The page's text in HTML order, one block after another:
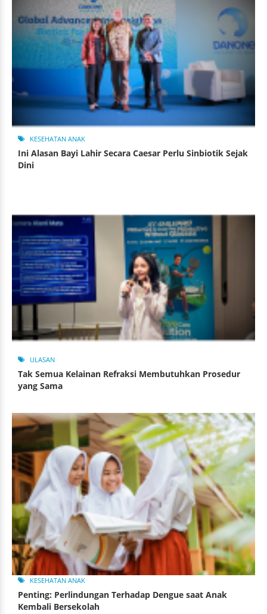
KESEHATAN ANAK
Ini Alasan Bayi Lahir Secara Caesar Perlu Sinbiotik Sejak
Dini
ULASAN
Tak Semua Kelainan Refraksi Membutuhkan Prosedur
yang Sama
KESEHATAN ANAK
Penting: Perlindungan Terhadap Dengue saat Anak
Kembali Bersekolah